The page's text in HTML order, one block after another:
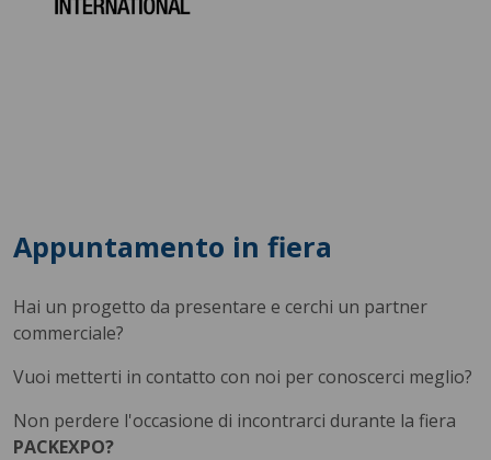
Appuntamento in fiera
Hai un progetto da presentare e cerchi un partner
commerciale?
Vuoi metterti in contatto con noi per conoscerci meglio?
Non perdere l'occasione di incontrarci durante la fiera
PACKEXPO?